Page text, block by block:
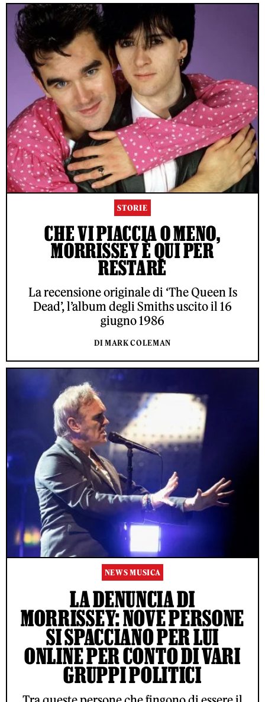
STORIE
CHE VI PIACCIA O MENO,
MORRISSEY È QUI PER
RESTARE
La recensione originale di ‘The Queen Is
Dead’, l’album degli Smiths uscito il 16
giugno 1986
DI MARK COLEMAN
NEWS MUSICA
LA DENUNCIA DI
MORRISSEY: NOVE PERSONE
SI SPACCIANO PER LUI
ONLINE PER CONTO DI VARI
GRUPPI POLITICI